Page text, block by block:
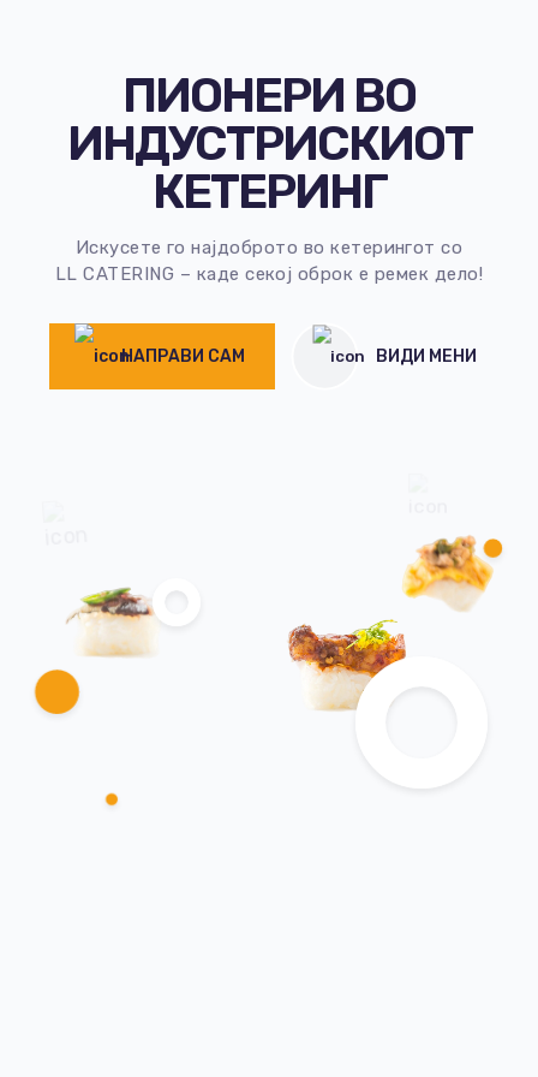
ПИОНЕРИ ВО
ИНДУСТРИСКИОТ
КЕТЕРИНГ
Искусете го најдоброто во кетерингот со
LL CATERING – каде секој оброк е ремек дело!
НАПРАВИ САМ ВИДИ МЕНИ